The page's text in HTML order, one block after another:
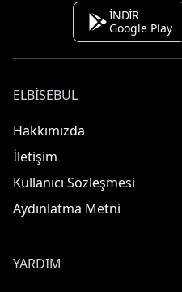
İNDİR
Google Play
ELBISEBUL
Hakkımızda
İletişim
Kullanıcı Sözleşmesi
Aydınlatma Metni
YARDIM